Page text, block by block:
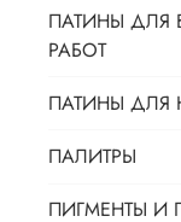
ПАТИНЫ ДЛЯ
РАБОТ
ПАТИНЫ ДЛЯ
ПАЛИТРЫ
ПИГМЕНТЫ И